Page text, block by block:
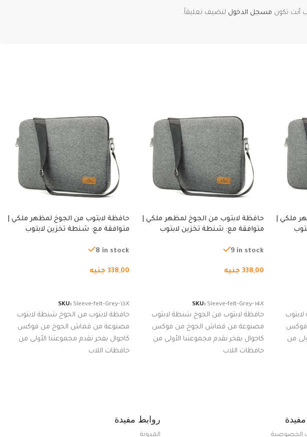
أنت تكون مسجل الدخول لتضيف تعليقاً.
ملكي |
فوكس
من
حافظة لابتوب من الجوخ لمظهر ملكي |
متوافقة مع: شنطة تخزين لابتوب
من الجوخ لجهاز نوت بوك والتابلت،
9 in stock
338,00 جنيه
SKU: Sleeve-felt-Grey-14X
حافظة لابتوب من الجوخ شنطة لابتوب
مصنوعة من قماش الجوخ من فوكس
كاجوال بفخر نقدم مجموعتنا الأولى من
حافظات اللاب
حافظة لابتوب من الجوخ لمظهر ملكي |
متوافقة مع: شنطة تخزين لابتوب
من الجوخ لجهاز نوت بوك والتابلت،
8 in stock
338,00 جنيه
SKU: Sleeve-felt-Grey-13X
حافظة لابتوب من الجوخ شنطة لابتوب
مصنوعة من قماش الجوخ من فوكس
كاجوال بفخر نقدم مجموعتنا الأولى من
حافظات اللاب
الخصوصية
روابط مفيدة
المدونة